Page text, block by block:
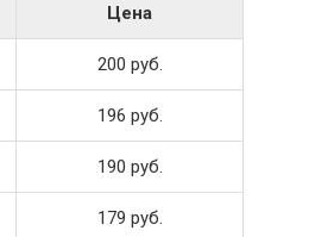
Цена
200 руб.
196 руб.
190 руб.
179 руб.